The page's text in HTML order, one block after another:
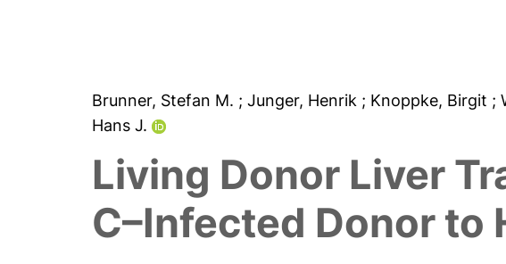
Brunner, Stefan M. ; Junger, Henrik ; Knoppke, Birgit ;
Hans J.
Living Donor Liver
C–Infected Donor to